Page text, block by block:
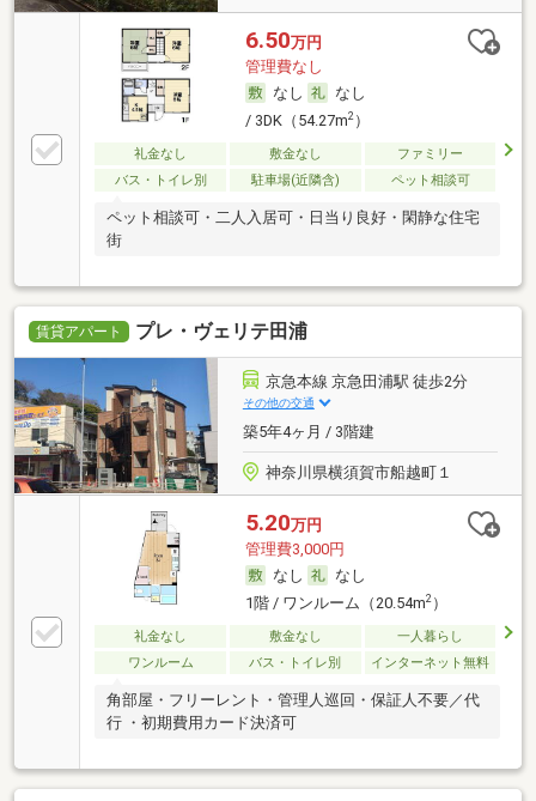
6.50万円
管理費なし
なし
なし
/ 3DK（54.27m2）
礼金なし 敷金なし
ファミリー
バス・トイレ別
駐車場(近隣含) ペット相談可
ペット相談可・二人入居可・日当り良好・閑静な住宅
街
賃貸アパート プレ・ヴェリテ田浦
京急本線 京急田浦駅 徒歩2分
その他の交通
築5年4ヶ月 / 3階建
神奈川県横須賀市船越町１
5.20万円
管理費3,000円
なし
なし
1階 / ワンルーム（20.54m2）
礼金なし 敷金なし
一人暮らし
ワンルーム
バス・トイレ別 インターネット無料
角部屋・フリーレント・管理人巡回・保証人不要／代
行 ・初期費用カード決済可